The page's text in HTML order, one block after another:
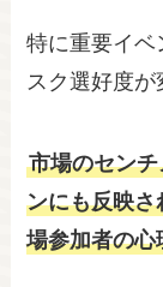
特に重要イベ
スク選好度が
市場のセン
ンにも反映さ
場参加者の